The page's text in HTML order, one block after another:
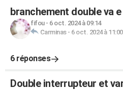
branchement double va
fifou- 6 oct. 2024 à 09:14
Carminas- 6 oct. 2024 à 11:00
6 réponses
Double interrupteur et